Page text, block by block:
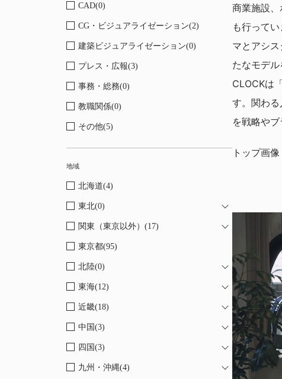
商業施設
も行って
マとアシ
たなモデル
CLOCKは
す。関わ
を戦略や
トップ画
CAD(0)
CG・ビジュアライゼーション(2)
建築ビジュアライゼーション(0)
プレス・広報(3)
事務・総務(0)
教職関係(0)
その他(5)
地域
北海道(4)
東北(0)
関東（東京以外）(17)
東京都(95)
北陸(0)
東海(12)
近畿(18)
中国(3)
四国(3)
九州・沖縄(4)